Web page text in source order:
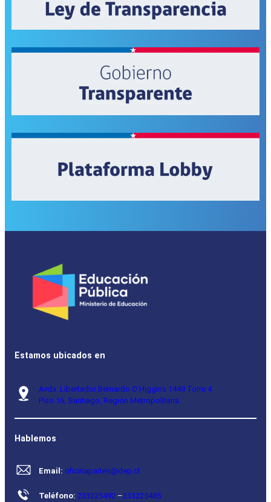
Estamos ubicados en
Avda. Libertador Bernardo O’Higgins 1449 Torre 4
Piso 16, Santiago, Región Metropolitana.
Hablemos
Email: oficinapartes@dep.cl
Teléfono: 233225492 –233225485